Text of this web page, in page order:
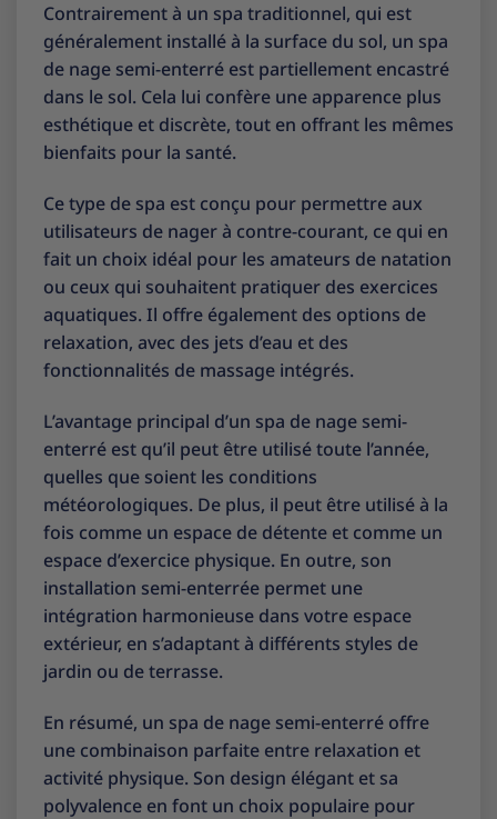
Contrairement à un spa traditionnel, qui est
généralement installé à la surface du sol, un spa
de nage semi-enterré est partiellement encastré
dans le sol. Cela lui confère une apparence plus
esthétique et discrète, tout en offrant les mêmes
bienfaits pour la santé.
Ce type de spa est conçu pour permettre aux
utilisateurs de nager à contre-courant, ce qui en
fait un choix idéal pour les amateurs de natation
ou ceux qui souhaitent pratiquer des exercices
aquatiques. Il offre également des options de
relaxation, avec des jets d’eau et des
fonctionnalités de massage intégrés.
L’avantage principal d’un spa de nage semi-
enterré est qu’il peut être utilisé toute l’année,
quelles que soient les conditions
météorologiques. De plus, il peut être utilisé à la
fois comme un espace de détente et comme un
espace d’exercice physique. En outre, son
installation semi-enterrée permet une
intégration harmonieuse dans votre espace
extérieur, en s’adaptant à différents styles de
jardin ou de terrasse.
En résumé, un spa de nage semi-enterré offre
une combinaison parfaite entre relaxation et
activité physique. Son design élégant et sa
polyvalence en font un choix populaire pour